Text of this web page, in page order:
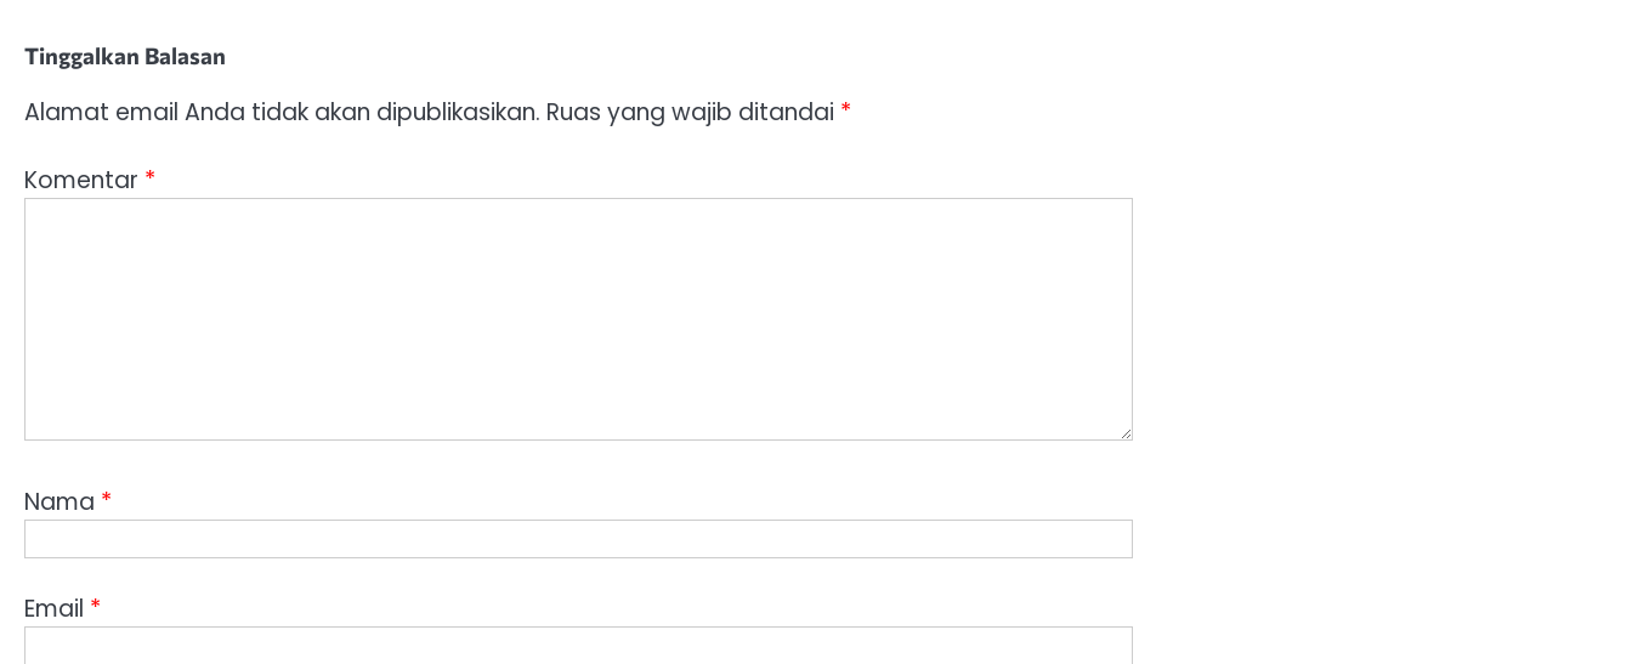
Tinggalkan Balasan
Alamat email Anda tidak akan dipublikasikan. Ruas yang wajib ditandai *
Komentar *
Nama *
Email *